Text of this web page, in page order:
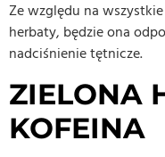
Ze względu na
herbaty, będzie ona
nadciśnienie tętnicze.
ZIELONA
KOFEINA